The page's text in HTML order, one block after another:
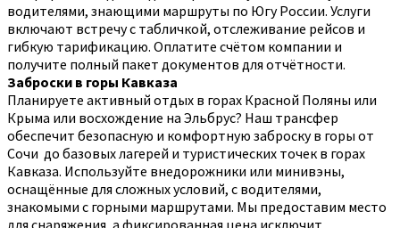
водителями, знающими маршруты по Югу России. Услуги
включают встречу с табличкой, отслеживание рейсов и
гибкую тарификацию. Оплатите счётом компании и
получите полный пакет документов для отчётности.
Заброски в горы Кавказа
Планируете активный отдых в горах Красной Поляны или
Крыма или восхождение на Эльбрус? Наш трансфер
обеспечит безопасную и комфортную заброску в горы от
Сочи до базовых лагерей и туристических точек в горах
Кавказа. Используйте внедорожники или минивэны,
оснащённые для сложных условий, с водителями,
знакомыми с горными маршрутами. Мы предоставим место